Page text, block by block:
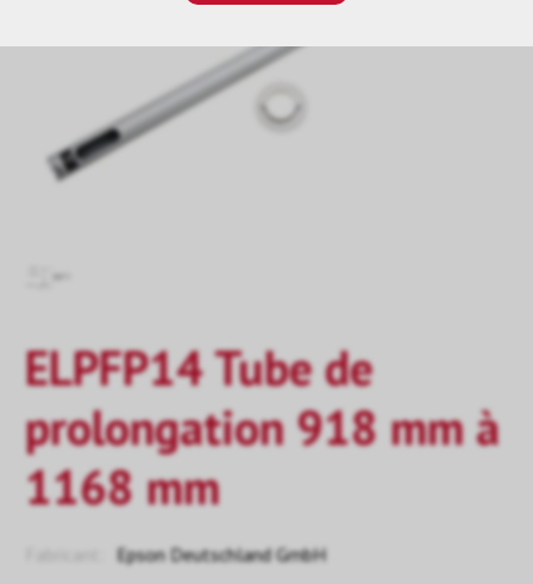
ELPFP14 Tube de
prolongation 918 mm à
1168 mm
Epson Deutschland GmbH